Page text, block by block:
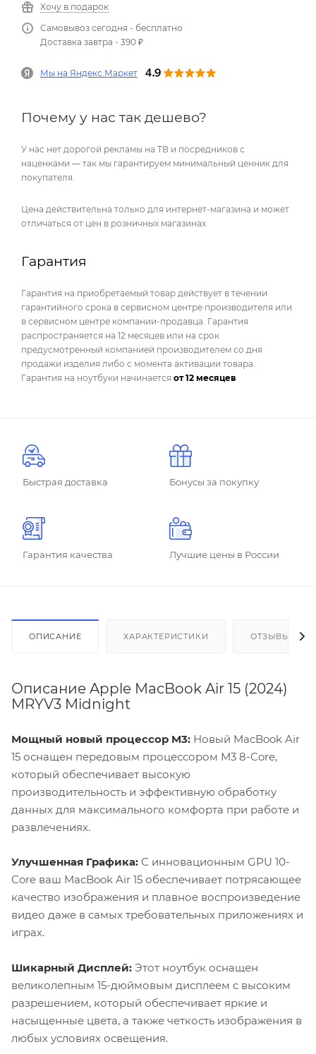
Хочу в подарок
Самовывоз сегодня - бесплатно
Доставка завтра - 390 ₽
Мы на Яндекс.Маркет
Почему у нас так дешево?
У нас нет дорогой рекламы на ТВ и посредников с
наценками — так мы гарантируем минимальный ценник для
покупателя.
Цена действительна только для интернет-магазина и может
отличаться от цен в розничных магазинах
Гарантия
Гарантия на приобретаемый товар действует в течении
гарантийного срока в сервисном центре производителя или
в сервисном центре компании-продавца. Гарантия
распространяется на 12 месяцев или на срок
предусмотренный компанией производителем со дня
продажи изделия либо с момента активации товара.
Гарантия на ноутбуки начинается от 12 месяцев
Быстрая доставка Бонусы за покупку
Гарантия качества Лучшие цены в России
ОПИСАНИЕ ХАРАКТЕРИСТИКИ ОТЗЫВЫ
Описание Apple MacBook Air 15 (2024)
MRYV3 Midnight
Мощный новый процессор M3: Новый MacBook Air
15 оснащен передовым процессором M3 8-Core,
который обеспечивает высокую
производительность и эффективную обработку
данных для максимального комфорта при работе и
развлечениях.
Улучшенная Графика: С инновационным GPU 10-
Core ваш MacBook Air 15 обеспечивает потрясающее
качество изображения и плавное воспроизведение
видео даже в самых требовательных приложениях и
играх.
Шикарный Дисплей: Этот ноутбук оснащен
великолепным 15-дюймовым дисплеем с высоким
разрешением, который обеспечивает яркие и
насыщенные цвета, а также четкость изображения в
любых условиях освещения.